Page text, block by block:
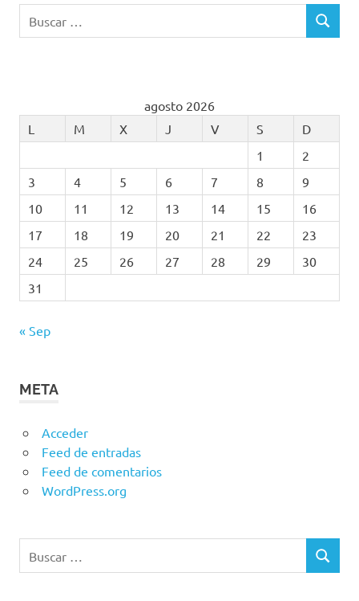
BUSCAR
agosto 2026
L
M X J V S
D
1
2
3
4 5 6 7 8
9
10
11 12 13 14 15
16
17
18 19 20 21 22
23
24
25 26 27 28 29
30
31
« Sep
META
Acceder
Feed de entradas
Feed de comentarios
WordPress.org
BUSCAR